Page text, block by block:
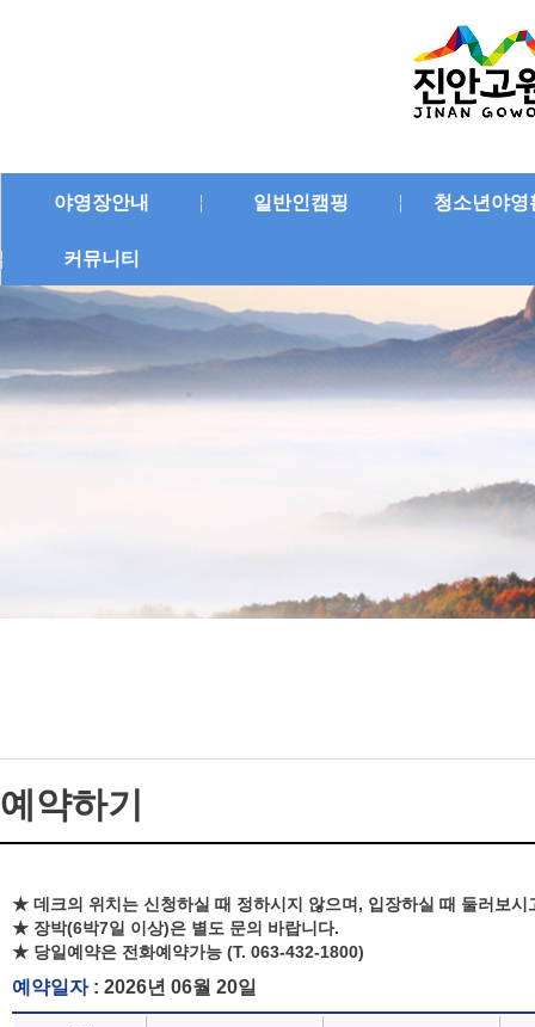
야영장안내 일반인캠핑 청소년야영
커뮤니티
예약하기
★ 데크의 위치는 신청하실 때 정하시지 않으며, 입장하실 때 둘러보시
★ 장박(6박7일 이상)은 별도 문의 바랍니다.
★ 당일예약은 전화예약가능 (T. 063-432-1800)
예약일자: 2026년 06월 20일